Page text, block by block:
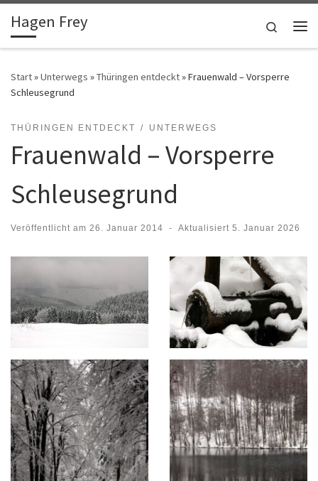
Zum Inhalt springen
Hagen Frey
Search
Start»Unterwegs »Thüringen entdeckt»Frauenwald – Vorsperre
Schleusegrund
THÜRINGEN ENTDECKT UNTERWEGS
Frauenwald – Vorsperre
Schleusegrund
Veröffentlicht am 26. Januar 2014 - Aktualisiert 5. Januar 2026